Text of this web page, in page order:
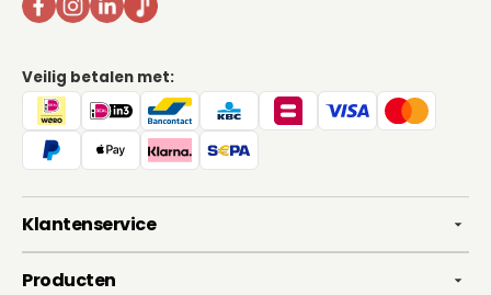
Veilig betalen met:
Klantenservice
Producten